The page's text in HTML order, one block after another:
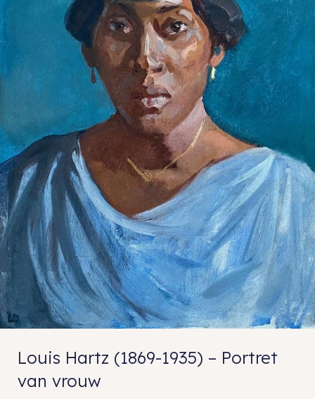
Louis Hartz (1869-1935) – Portret
van vrouw